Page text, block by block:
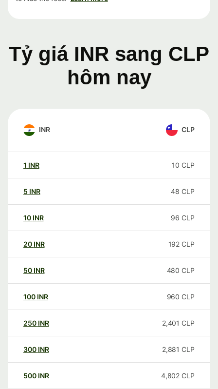
Tỷ giá INR sang CLP
hôm nay
INR CLP
1 INR 10 CLP
5 INR 48 CLP
10 INR 96 CLP
20 INR 192 CLP
50 INR 480 CLP
100 INR 960 CLP
250 INR 2,401 CLP
300 INR 2,881 CLP
500 INR 4,802 CLP